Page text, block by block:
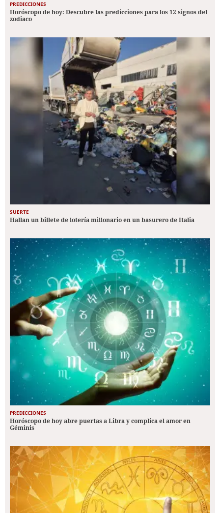
PREDICCIONES
Horóscopo de hoy: Descubre las predicciones para los 12 signos del
zodiaco
SUERTE
Hallan un billete de lotería millonario en un basurero de Italia
PREDICCIONES
Horóscopo de hoy abre puertas a Libra y complica el amor en
Géminis